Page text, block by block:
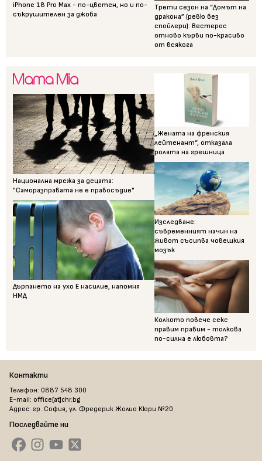
iPhone 18 Pro Max - по-цветен, но и по-
съкрушителен за джоба
Трети сезон на “Домът на
дракона” (ревю без
спойлери): Вестерос
отново кърви по-красиво
от всякога
Национална мрежа за децата:
"Саморазправата не е правосъдие"
Дърпането на ухо Е насилие, напомня
НМД
„Жената на френския
лейтенант“, отказала
ролята на грешница
Изследване:
съвременният начин на
живот съсипва човешкия
мозък
Колкото повече секс
правим правим - толкова
по-силна е любовта?
Контакти
Телефон: 0887 548 300
E-mail: office[at]chr.bg
Адрес: гр. София, ул. Фредерик Жолио Кюри №20
Последвайте ни